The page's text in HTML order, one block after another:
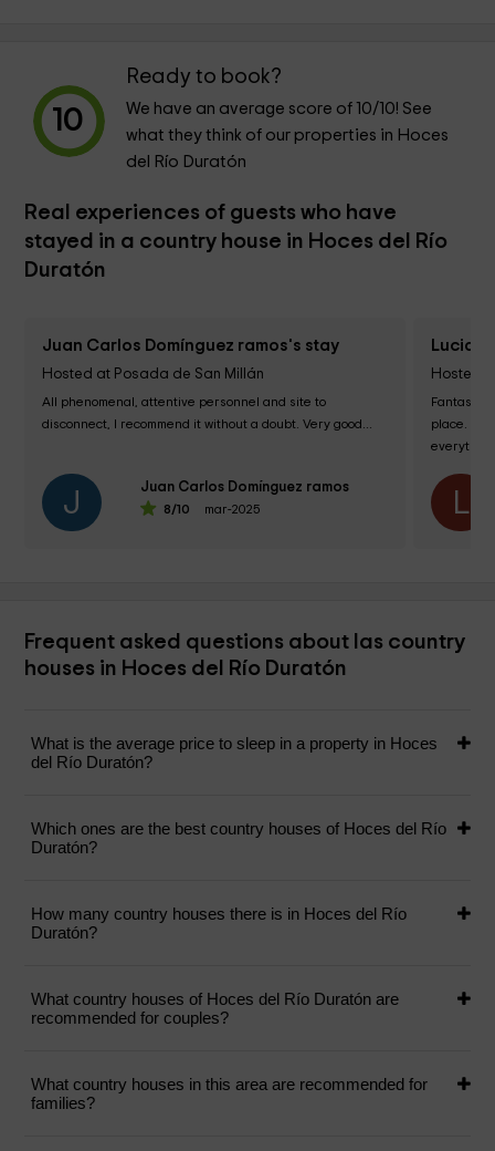
10
Ready to book?
We have an average score of 10/10! See
what they think of our properties in Hoces
del Río Duratón
Real experiences of guests who have
stayed in a country house in Hoces del Río
Duratón
Juan Carlos Domínguez ramos's stay
Hosted at Posada de San Millán
All phenomenal, attentive personnel and site to
disconnect, I recommend it without a doubt. Very good...
J Juan Carlos Domínguez ramos
8/10 mar-2025
Lucia
Hosted
Fantastic
place. It
L
Frequent asked questions about las country
houses in Hoces del Río Duratón
What is the average price to sleep in a property in Hoces
del Río Duratón?
Which ones are the best country houses of Hoces del Río
Duratón?
How many country houses there is in Hoces del Río
Duratón?
What country houses of Hoces del Río Duratón are
recommended for couples?
What country houses in this area are recommended for
families?